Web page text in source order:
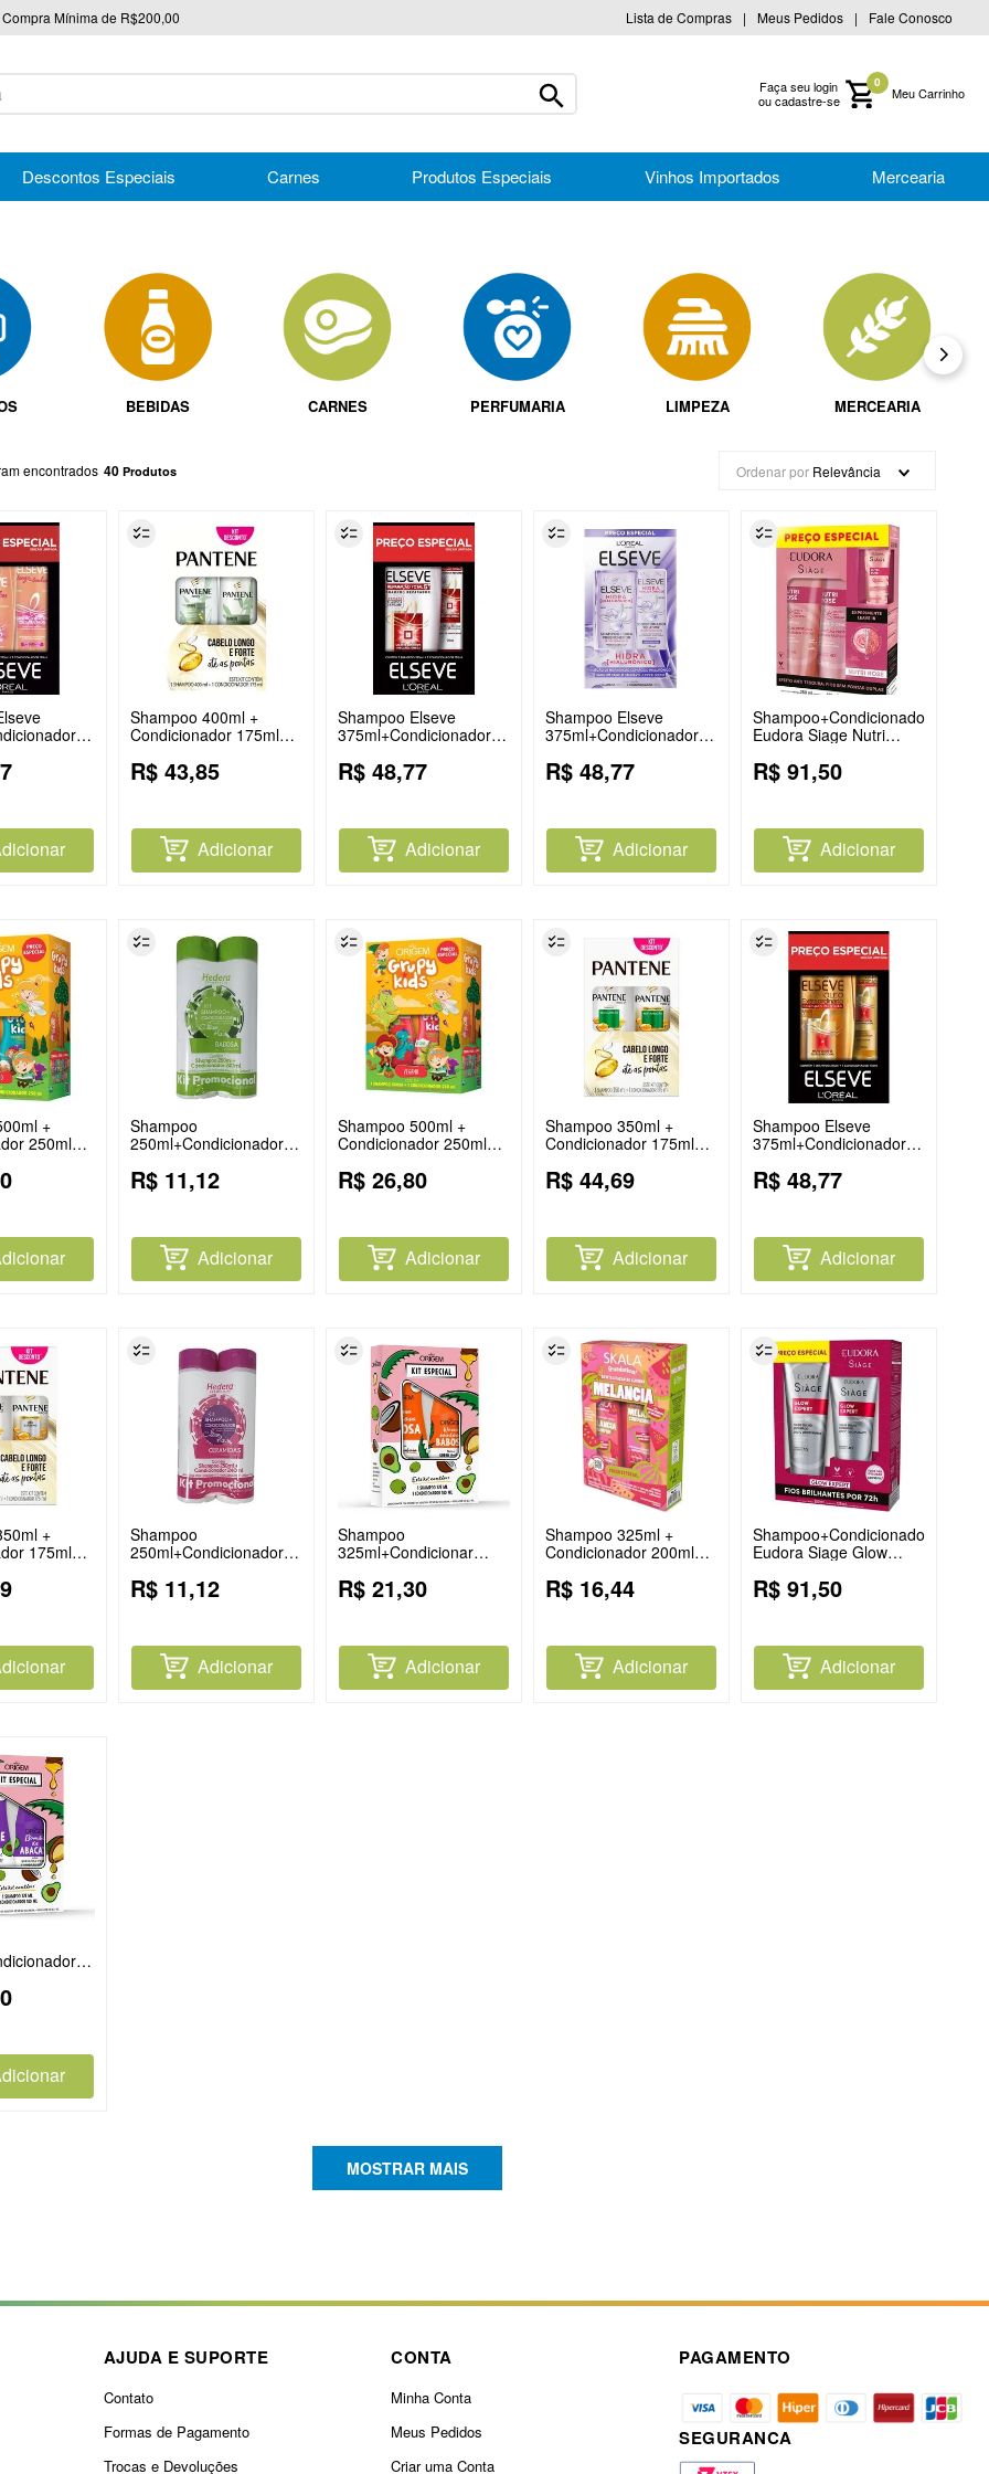
Compra Mínima de R$200,00 Lista de Compras Meus Pedidos Fale Conosco
Faça seu login
ou cadastre-se
0
Descontos Especiais Carnes Produtos Especiais Vinhos Importados Mercearia
BEBIDAS CARNES PERFUMARIA LIMPEZA MERCEARIA
40 Produtos Ordenar por Relevância
Shampoo 400ml +
Condicionador 175ml
R$ 43,85
Adicionar
Shampoo Elseve
375ml+Condicionador
R$ 48,77
Adicionar
Shampoo Elseve
375ml+Condicionador
R$ 48,77
Adicionar
Shampoo+Condicionador
Eudora Siage Nutri
R$ 91,50
Adicionar
+
250ml
Shampoo
250ml+Condicionador
R$ 11,12
Adicionar
Shampoo 500ml +
Condicionador 250ml
Infantil Hidratação De
Montão
R$ 26,80
Adicionar
Shampoo 350ml +
Condicionador 175ml
R$ 44,69
Adicionar
Shampoo Elseve
375ml+Condicionador
170ml
R$ 48,77
Adicionar
+
175ml
Shampoo
250ml+Condicionador
Ceramidas
R$ 11,12
Adicionar
Shampoo
325ml+Condicionar
Babosa
R$ 21,30
Adicionar
Shampoo 325ml +
Condicionador 200ml
R$ 16,44
Adicionar
Shampoo+Condicionador
Eudora Siage Glow
R$ 91,50
Adicionar
MOSTRAR MAIS
AJUDA E SUPORTE
Contato
Formas de Pagamento
Trocas e Devoluções
CONTA
Minha Conta
Meus Pedidos
Criar uma Conta
PAGAMENTO
SEGURANCA